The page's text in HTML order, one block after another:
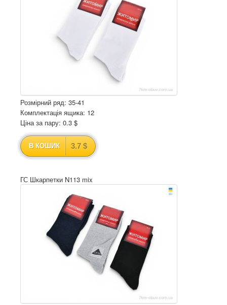
Розмірний ряд: 35-41
Комплектація ящика: 12
Ціна за пару: 0.3 $
В КОШИК 3.7 $
ГС Шкарпетки N113 mix